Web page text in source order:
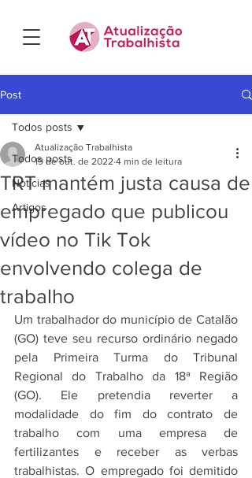
Post
Todos posts
Notícias
Artigos
Todos posts
TRT mantém justa causa de
empregado que publicou
vídeo no Tik Tok
envolvendo colega de
trabalho
Atualização Trabalhista
19 de out. de 2022 4 min de leitura
Um trabalhador do município de Catalão
(GO) teve seu recurso ordinário negado
pela Primeira Turma do Tribunal
Regional do Trabalho da 18ª Região
(GO). Ele pretendia reverter a
modalidade do fim do contrato de
trabalho com uma empresa de
fertilizantes e receber as verbas
trabalhistas. O empregado foi demitido